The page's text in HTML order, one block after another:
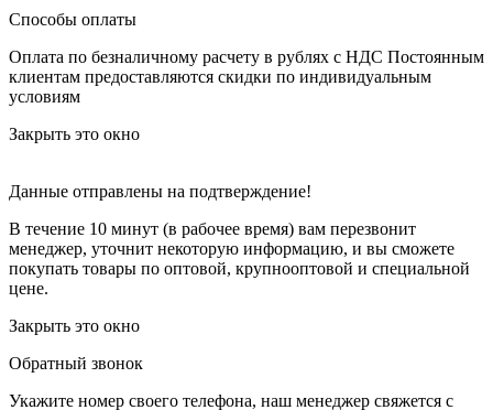
Способы оплаты
Оплата по безналичному расчету в рублях с НДС Постоянным
клиентам предоставляются скидки по индивидуальным
условиям
Закрыть это окно
Данные отправлены на подтверждение!
В течение 10 минут (в рабочее время) вам перезвонит
менеджер, уточнит некоторую информацию, и вы сможете
покупать товары по оптовой, крупнооптовой и специальной
цене.
Закрыть это окно
Обратный звонок
Укажите номер своего телефона, наш менеджер свяжется с